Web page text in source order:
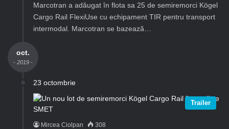
Marcotran a adăugat în flota sa 25 de semiremorci Kögel
Cargo Rail FlexiUse cu echipament TIR pentru transport
intermodal. Marcotran se bazează…
oct.
- 2019 -
23 octombrie
Trailer
Mircea Ciolpan 308